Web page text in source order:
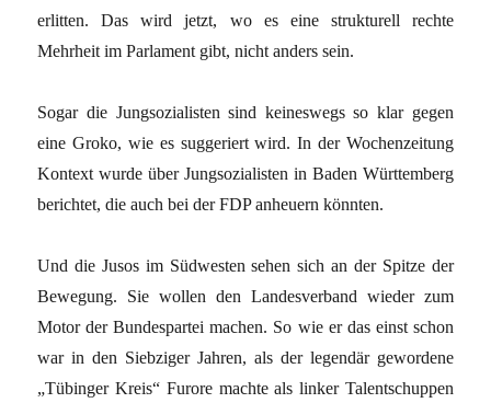
erlitten. Das wird jetzt, wo es eine strukturell rechte
Mehrheit im Parlament gibt, nicht anders sein.
Sogar die Jungsozialisten sind keineswegs so klar gegen
eine Groko, wie es suggeriert wird. In der Wochenzeitung
Kontext wurde über Jungsozialisten in Baden Württemberg
berichtet, die auch bei der FDP anheuern könnten.
Und die Jusos im Südwesten sehen sich an der Spitze der
Bewegung. Sie wollen den Landesverband wieder zum
Motor der Bundespartei machen. So wie er das einst schon
war in den Siebziger Jahren, als der legendär gewordene
„Tübinger Kreis“ Furore machte als linker Talentschuppen